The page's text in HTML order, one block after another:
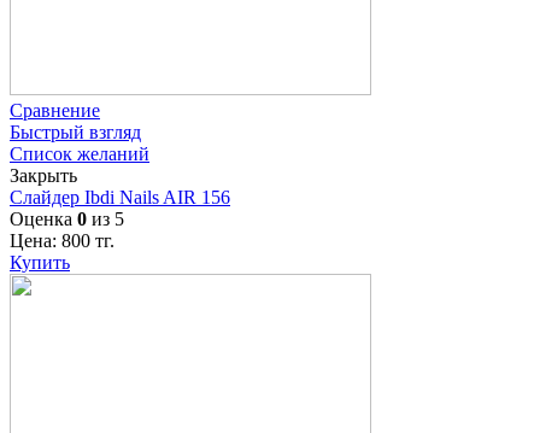
Сравнение
Быстрый взгляд
Список желаний
Закрыть
Слайдер Ibdi Nails AIR 156
Оценка 0 из 5
Цена: 800 тг.
Купить